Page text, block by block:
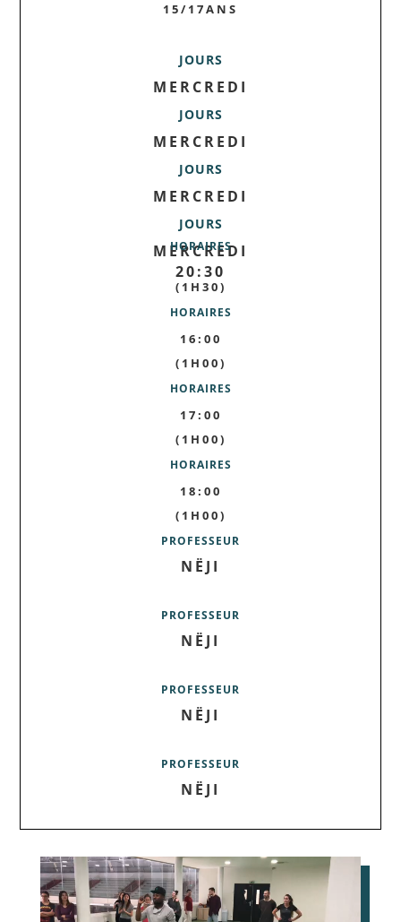
15/17ANS
JOURS
MERCREDI
JOURS
MERCREDI
JOURS
MERCREDI
JOURS
MERCREDI
HORAIRES
20:30
(1H30)
HORAIRES
16:00
(1H00)
HORAIRES
17:00
(1H00)
HORAIRES
18:00
(1H00)
PROFESSEUR
NËJI
PROFESSEUR
NËJI
PROFESSEUR
NËJI
PROFESSEUR
NËJI